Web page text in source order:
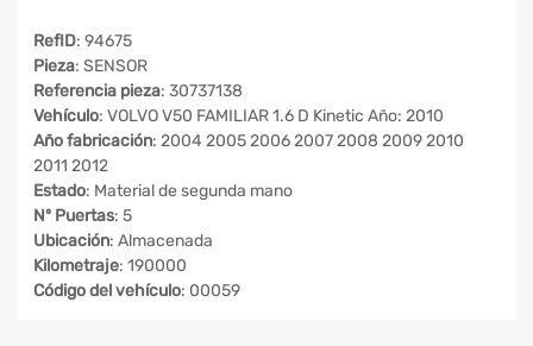
RefID: 94675
Pieza: SENSOR
Referencia pieza: 30737138
Vehículo: VOLVO V50 FAMILIAR 1.6 D Kinetic Año: 2010
Año fabricación: 2004 2005 2006 2007 2008 2009 2010
2011 2012
Estado: Material de segunda mano
Nº Puertas: 5
Ubicación: Almacenada
Kilometraje: 190000
Código del vehículo: 00059